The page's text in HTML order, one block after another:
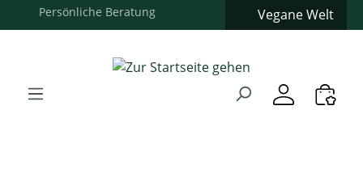
Zum Hauptinhalt springen
Zur Hauptnavigation springen
Vegane Welt